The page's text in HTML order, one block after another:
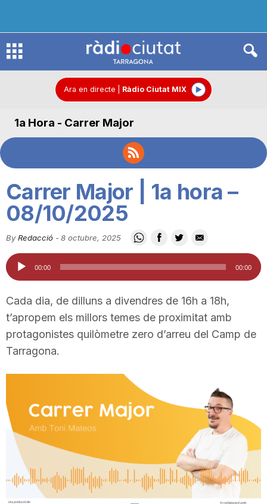
R
d
o
C
i
u
t
t
d
Ara en directe Ràdio Ciutat MIX
1a Hora - Carrer Major
Carrer Major | 1a hora –
08/10/2025
By Redacció -8 octubre, 2025
Reproductor
d'àudio
00:00 00:00
Cada dia, de dilluns a divendres de 16h a 18h,
t’apropem els millors temes de proximitat amb
protagonistes quilòmetre zero d’arreu del Camp de
Tarragona.